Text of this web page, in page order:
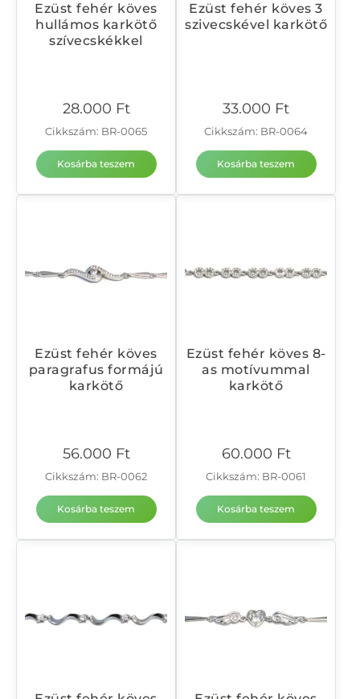
Ezüst fehér köves
hullámos karkötő
szívecskékkel
28.000 Ft
Cikkszám: BR-0065
Kosárba teszem
Ezüst fehér köves 3
szivecskével karkötő
33.000 Ft
Cikkszám: BR-0064
Kosárba teszem
Ezüst fehér köves
paragrafus formájú
karkötő
56.000 Ft
Cikkszám: BR-0062
Kosárba teszem
Ezüst fehér köves 8-
as motívummal
karkötő
60.000 Ft
Cikkszám: BR-0061
Kosárba teszem